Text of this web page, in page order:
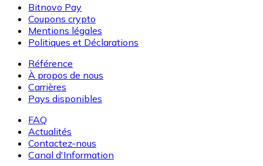
Bitnovo Pay
Coupons crypto
Mentions légales
Politiques et Déclarations
Référence
À propos de nous
Carrières
Pays disponibles
FAQ
Actualités
Contactez-nous
Canal d'Information